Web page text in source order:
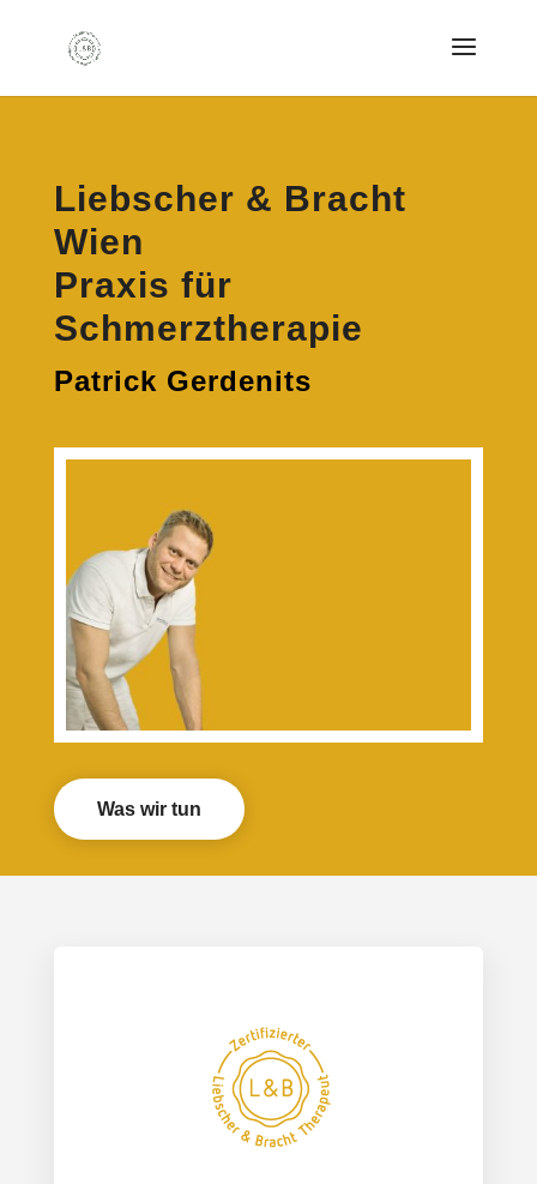
Liebscher & Bracht
Wien
Praxis für
Schmerztherapie
Patrick Gerdenits
Was wir tun